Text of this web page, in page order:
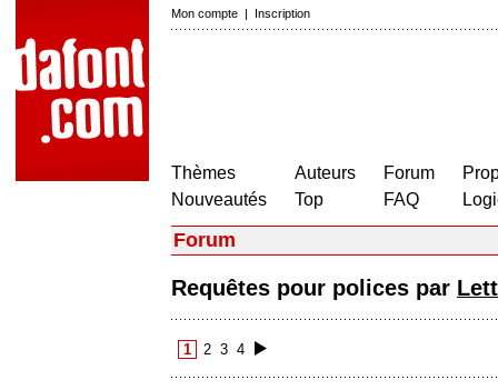
Mon compte | Inscription
Thèmes
Nouveautés
Auteurs
Top
Forum
FAQ
Forum
Requêtes pour polices par
1 2 3 4